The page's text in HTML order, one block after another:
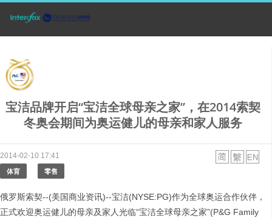
宝洁品牌开启“宝洁全球母亲之家”，在2014索契
冬奥会期间为奥运健儿的母亲和家人服务
2014-02-10 17:41
体育 零售
俄罗斯索契--(美国商业资讯)--宝洁(NYSE:PG)作为全球奥运合作伙伴，
正式欢迎奥运健儿的母亲及家人光临“宝洁全球母亲之家”(P&G Family